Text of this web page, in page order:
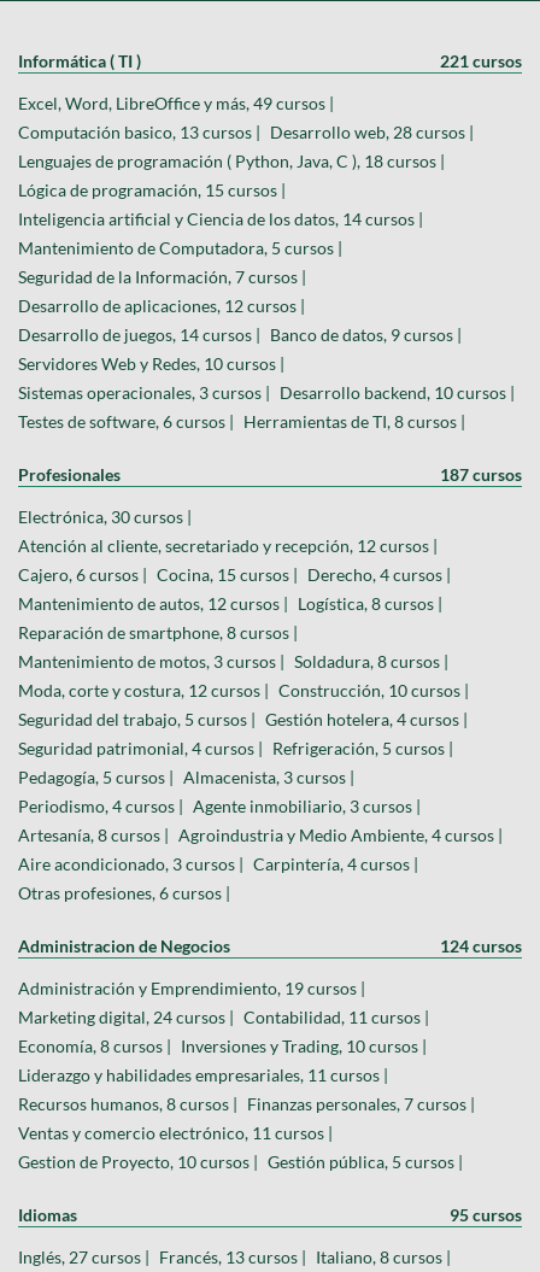
Informática ( TI ) 221 cursos
Excel, Word, LibreOffice y más, 49 cursos |
Computación basico, 13 cursos | Desarrollo web, 28 cursos |
Lenguajes de programación ( Python, Java, C ), 18 cursos |
Lógica de programación, 15 cursos |
Inteligencia artificial y Ciencia de los datos, 14 cursos |
Mantenimiento de Computadora, 5 cursos |
Seguridad de la Información, 7 cursos |
Desarrollo de aplicaciones, 12 cursos |
Desarrollo de juegos, 14 cursos | Banco de datos, 9 cursos |
Servidores Web y Redes, 10 cursos |
Sistemas operacionales, 3 cursos | Desarrollo backend, 10 cursos |
Testes de software, 6 cursos | Herramientas de TI, 8 cursos |
Profesionales 187 cursos
Electrónica, 30 cursos |
Atención al cliente, secretariado y recepción, 12 cursos |
Cajero, 6 cursos | Cocina, 15 cursos | Derecho, 4 cursos |
Mantenimiento de autos, 12 cursos | Logística, 8 cursos |
Reparación de smartphone, 8 cursos |
Mantenimiento de motos, 3 cursos | Soldadura, 8 cursos |
Moda, corte y costura, 12 cursos | Construcción, 10 cursos |
Seguridad del trabajo, 5 cursos | Gestión hotelera, 4 cursos |
Seguridad patrimonial, 4 cursos | Refrigeración, 5 cursos |
Pedagogía, 5 cursos | Almacenista, 3 cursos |
Periodismo, 4 cursos | Agente inmobiliario, 3 cursos |
Artesanía, 8 cursos | Agroindustria y Medio Ambiente, 4 cursos |
Aire acondicionado, 3 cursos | Carpintería, 4 cursos |
Otras profesiones, 6 cursos |
Administracion de Negocios 124 cursos
Administración y Emprendimiento, 19 cursos |
Marketing digital, 24 cursos | Contabilidad, 11 cursos |
Economía, 8 cursos | Inversiones y Trading, 10 cursos |
Liderazgo y habilidades empresariales, 11 cursos |
Recursos humanos, 8 cursos | Finanzas personales, 7 cursos |
Ventas y comercio electrónico, 11 cursos |
Gestion de Proyecto, 10 cursos | Gestión pública, 5 cursos |
Idiomas 95 cursos
Inglés, 27 cursos | Francés, 13 cursos | Italiano, 8 cursos |